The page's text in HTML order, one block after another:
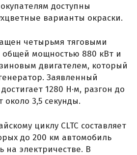
доступны
варианты окраски.
четырьмя тяговыми
общей мощностью 880 кВт и
двигателем, который
Заявленный
1280 Н·м, разгон до
3,5 секунды.
циклу CLTC составляет
до 200 км автомобиль
на электричестве. В